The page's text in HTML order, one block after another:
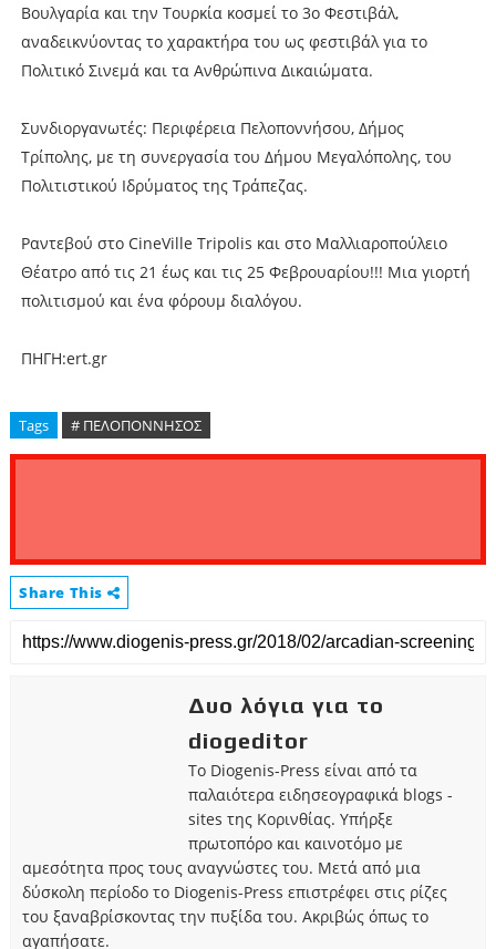
Βουλγαρία και την Τουρκία κοσμεί το 3ο Φεστιβάλ,
αναδεικνύοντας το χαρακτήρα του ως φεστιβάλ για το
Πολιτικό Σινεμά και τα Ανθρώπινα Δικαιώματα.
Συνδιοργανωτές: Περιφέρεια Πελοποννήσου, Δήμος
Τρίπολης, με τη συνεργασία του Δήμου Μεγαλόπολης, του
Πολιτιστικού Ιδρύματος της Τράπεζας.
Ραντεβού στο CineVille Tripolis και στο Μαλλιαροπούλειο
Θέατρο από τις 21 έως και τις 25 Φεβρουαρίου!!! Μια γιορτή
πολιτισμού και ένα φόρουμ διαλόγου.
ΠΗΓΗ:ert.gr
Tags # ΠΕΛΟΠΟΝΝΗΣΟΣ
Share This
Δυο λόγια για το
diogeditor
Το Diogenis-Press είναι από τα
παλαιότερα ειδησεογραφικά blogs -
sites της Κορινθίας. Υπήρξε
πρωτοπόρο και καινοτόμο με
αμεσότητα προς τους αναγνώστες του. Μετά από μια
δύσκολη περίοδο το Diogenis-Press επιστρέφει στις ρίζες
του ξαναβρίσκοντας την πυξίδα του. Ακριβώς όπως το
αγαπήσατε.